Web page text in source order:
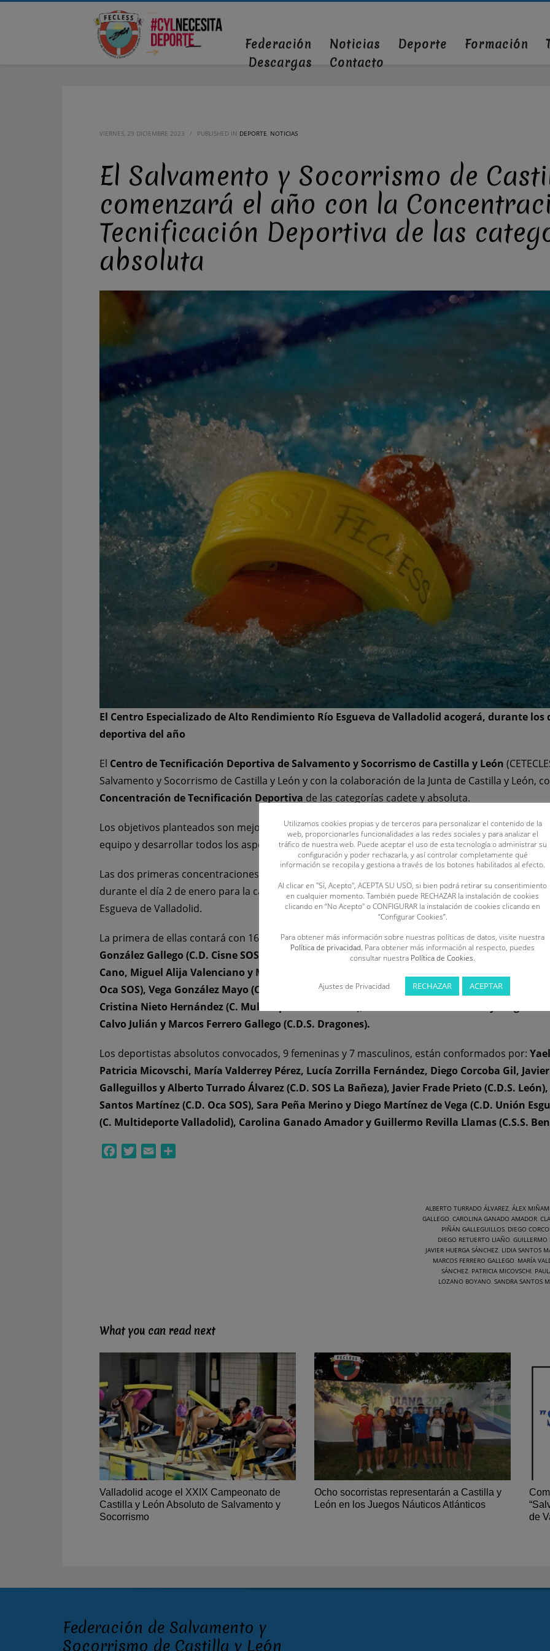
Federación Noticias Deporte Formación
Descargas
Contacto
VIERNES, 29 DICIEMBRE 2023 / PUBLISHED IN DEPORTE, NOTICIAS
El Salvamento y Socorrismo de
comenzará el año con la
Tecnificación Deportiva de las
absoluta
El Centro Especializado de Alto Rendimiento Río Esgueva de Valladolid acogerá, durante
deportiva del año
El Centro de Tecnificación Deportiva de Salvamento y Socorrismo de Castilla y León
Salvamento y Socorrismo de Castilla y León y con la colaboración de la Junta de Castilla y León,
Concentración de Tecnificación Deportiva de las categorías cadete y absoluta.
Los objetivos planteados son mejorar las habilidades y destrezas específicas del salvamento y
equipo y desarrollar todos los aspectos que influyen en el rendimiento de los socorristas de
Las dos primeras concentraciones de piscina del año, dentro del programa de seguimiento y
durante el día 2 de enero para la categoría cadete y el 3 de enero para la absoluta, en el Centro
Esgueva de Valladolid.
La primera de ellas contará con 16 socorristas, el mismo número de femeninas que masculinos,
González Gallego (C.D. Cisne SOS), Rodrigo Lozano Boyano (C.A. Teleno Salvamento), Paula
Cano, Miguel Alija Valenciano y Miguel Merayo Sánchez (C.D. SOS La Bañeza), Lola Alonso
Oca SOS), Vega González Mayo (C.D. 27 Grados), Alex Miñambres Melgosa y Diego Retuerto
Cristina Nieto Hernández (C. Multideporte Valladolid), Paula Martínez González y Diego
Calvo Julián y Marcos Ferrero Gallego (C.D.S. Dragones).
Los deportistas absolutos convocados, 9 femeninas y 7 masculinos, están conformados por:
Patricia Micovschi, María Valderrey Pérez, Lucía Zorrilla Fernández, Diego Corcoba Gil,
Galleguillos y Alberto Turrado Álvarez (C.D. SOS La Bañeza), Javier Frade Prieto (C.D.S.
Santos Martínez (C.D. Oca SOS), Sara Peña Merino y Diego Martínez de Vega (C.D. Unión
(C. Multideporte Valladolid), Carolina Ganado Amador y Guillermo Revilla Llamas (C.S.S.
FacebookTwitterEmail
ALBERTO TURRADO ÁLVAREZ, ÁLEX
GALLEGO, CAROLINA GANADO AMADOR,
PIÑÁN GALLEGUILLOS, DIEGO
DIEGO RETUERTO LIAÑO, GUILLERMO
JAVIER HUERGA SÁNCHEZ, LIDIA SANTOS
MARCOS FERRERO GALLEGO, MARÍA
SÁNCHEZ, PATRICIA MICOVSCHI,
LOZANO BOYANO, SANDRA SANTOS
What you can read next
Valladolid acoge el XXIX Campeonato de
Castilla y León Absoluto de Salvamento y
Socorrismo
Ocho socorristas representarán a Castilla y
León en los Juegos Náuticos Atlánticos
de
Federación de Salvamento y
Socorrismo de Castilla y León
Utilizamos cookies propias y de terceros para personalizar el contenido de la
web, proporcionarles funcionalidades a las redes sociales y para analizar el
tráfico de nuestra web. Puede aceptar el uso de esta tecnología o administrar su
configuración y poder rechazarla, y así controlar completamente qué
información se recopila y gestiona a través de los botones habilitados al efecto.
Al clicar en "Sí, Acepto", ACEPTA SU USO, si bien podrá retirar su consentimiento
en cualquier momento. También puede RECHAZAR la instalación de cookies
clicando en “No Acepto" o CONFIGURAR la instalación de cookies clicando en
“Configurar Cookies”.
Para obtener más información sobre nuestras políticas de datos, visite nuestra
Política de privacidad. Para obtener más información al respecto, puedes
consultar nuestra Política de Cookies.
Ajustes de Privacidad RECHAZAR ACEPTAR